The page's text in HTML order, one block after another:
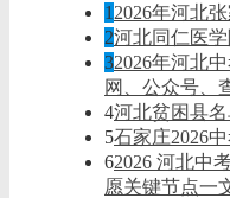
1 2026年河北
2河北同仁医
32026年河北
网、公众号、
4河北贫困县
5石家庄2026
62026 河北中
愿关键节点一